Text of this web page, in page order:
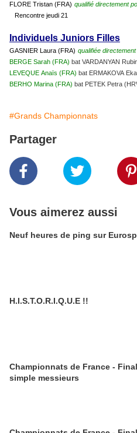
FLORE Tristan (FRA) qualifié directement
Rencontre jeudi 21
Individuels Juniors Filles
GASNIER Laura (FRA) qualifiée
BERGE Sarah (FRA) bat VARDANYAN
LEVEQUE Anaïs (FRA) bat ERMAKOVA
BERHO Marina (FRA) bat PETEK Petra
#Grands Championnats
Partager
Vous aimerez aussi
Neuf heures de ping sur
H.I.S.T.O.R.I.Q.U.E !!
Championnats de France -
simple messieurs